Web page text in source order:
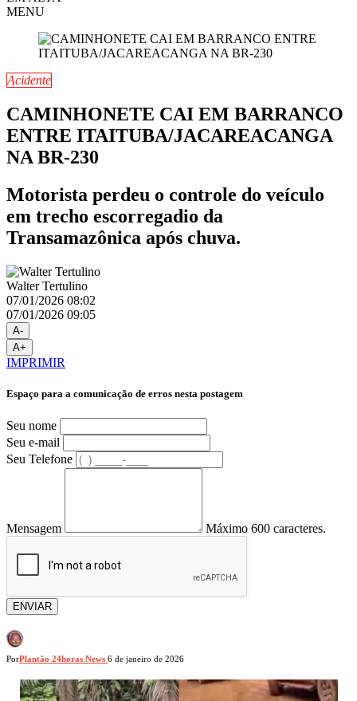
MENU
Acidente
CAMINHONETE CAI EM BARRANCO
ENTRE ITAITUBA/JACAREACANGA
NA BR-230
Motorista perdeu o controle do veículo
em trecho escorregadio da
Transamazônica após chuva.
Walter Tertulino
07/01/2026 08:02
07/01/2026 09:05
A-
A+
IMPRIMIR
Espaço para a comunicação de erros nesta postagem
Seu nome
Seu e-mail
Seu Telefone
Mensagem Máximo 600 caracteres.
ENVIAR
PorPlantão 24horas News 6 de janeiro de 2026